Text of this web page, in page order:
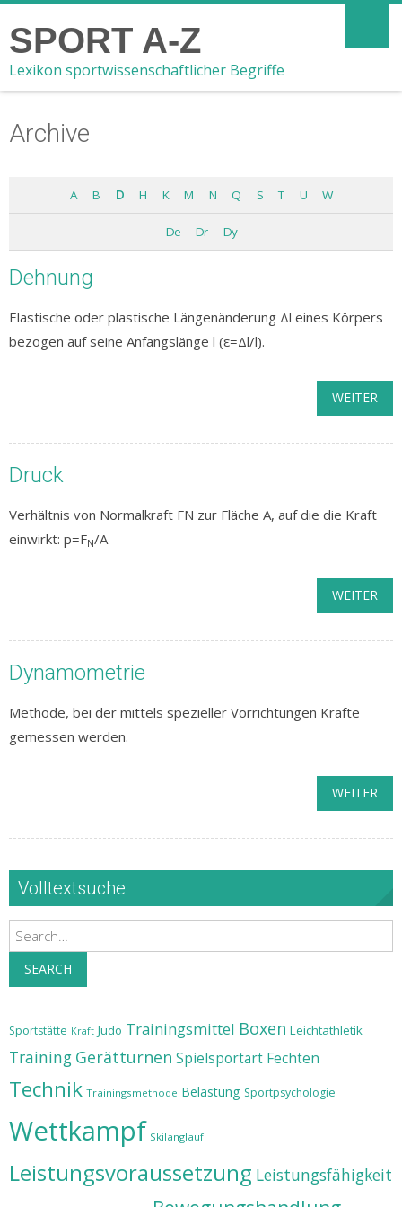
SPORT A-Z
Lexikon sportwissenschaftlicher Begriffe
Archive
A B D H K M N Q S T U W
De Dr Dy
Dehnung
Elastische oder plastische Längenänderung Δl eines Körpers
bezogen auf seine Anfangslänge l (ε=Δl/l).
WEITER
Druck
Verhältnis von Normalkraft FN zur Fläche A, auf die die Kraft
einwirkt: p=FN/A
WEITER
Dynamometrie
Methode, bei der mittels spezieller Vorrichtungen Kräfte
gemessen werden.
WEITER
Volltextsuche
Search
SEARCH
Sportstätte Kraft Judo Trainingsmittel Boxen Leichtathletik
Training Gerätturnen Spielsportart Fechten
Technik Trainingsmethode Belastung Sportpsychologie
Wettkampf Skilanglauf
Leistungsvoraussetzung Leistungsfähigkeit